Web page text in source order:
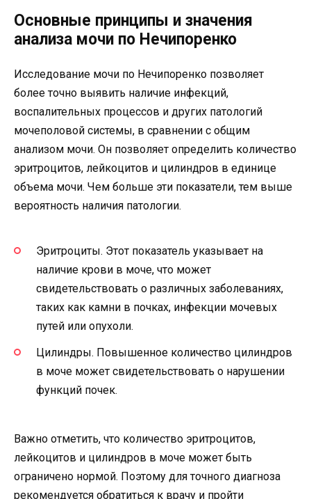
Основные принципы и значения
анализа мочи по Нечипоренко
Исследование мочи по Нечипоренко позволяет
более точно выявить наличие инфекций,
воспалительных процессов и других патологий
мочеполовой системы, в сравнении с общим
анализом мочи. Он позволяет определить количество
эритроцитов, лейкоцитов и цилиндров в единице
объема мочи. Чем больше эти показатели, тем выше
вероятность наличия патологии.
Эритроциты. Этот показатель указывает на
наличие крови в моче, что может
свидетельствовать о различных заболеваниях,
таких как камни в почках, инфекции мочевых
путей или опухоли.
Цилиндры. Повышенное количество цилиндров
в моче может свидетельствовать о нарушении
функций почек.
Важно отметить, что количество эритроцитов,
лейкоцитов и цилиндров в моче может быть
ограничено нормой. Поэтому для точного диагноза
рекомендуется обратиться к врачу и пройти